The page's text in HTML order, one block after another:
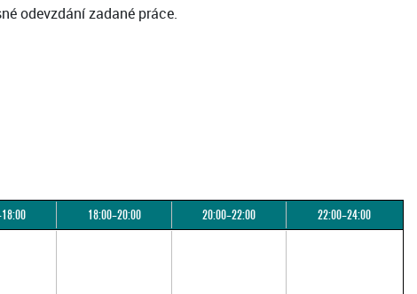
odevzdání zadané práce.
18:00–20:00 20:00–22:00
22:00–24:00